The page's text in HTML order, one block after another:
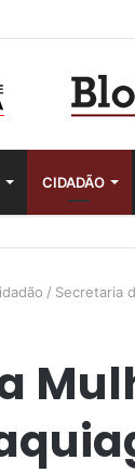
CIDADÃO
/ Secretaria